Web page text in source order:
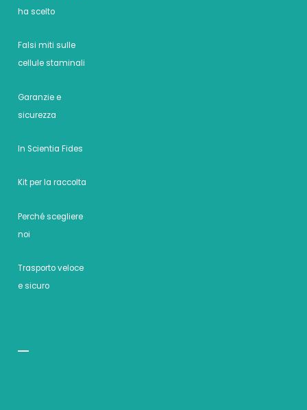
ha scelto
Falsi miti sulle
cellule staminali
Garanzie e
sicurezza
In Scientia Fides
Kit per la raccolta
Perché scegliere
noi
Trasporto veloce
e sicuro